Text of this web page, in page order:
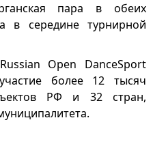
пара в обеих
в середине турнирной
Open DanceSport
более 12 тысяч
РФ и 32 стран,